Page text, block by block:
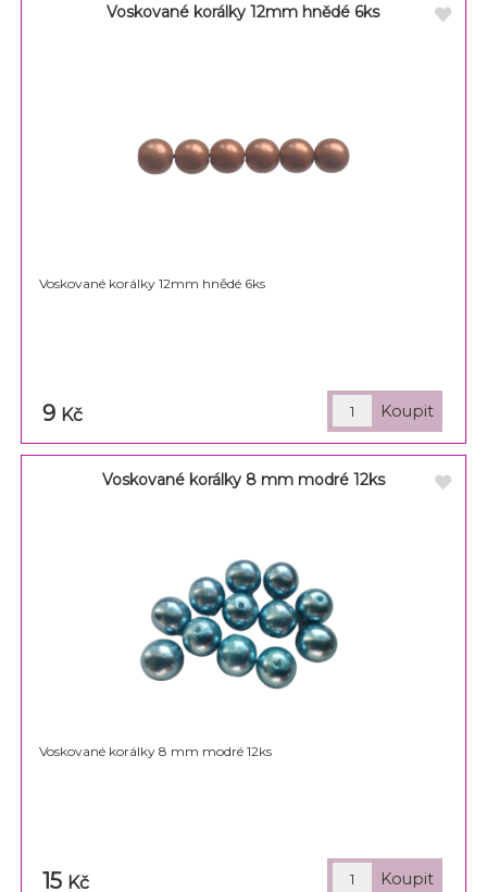
Voskované korálky 12mm hnědé 6ks
Voskované korálky 12mm hnědé 6ks
9 Kč
Voskované korálky 8 mm modré 12ks
Voskované korálky 8 mm modré 12ks
15 Kč